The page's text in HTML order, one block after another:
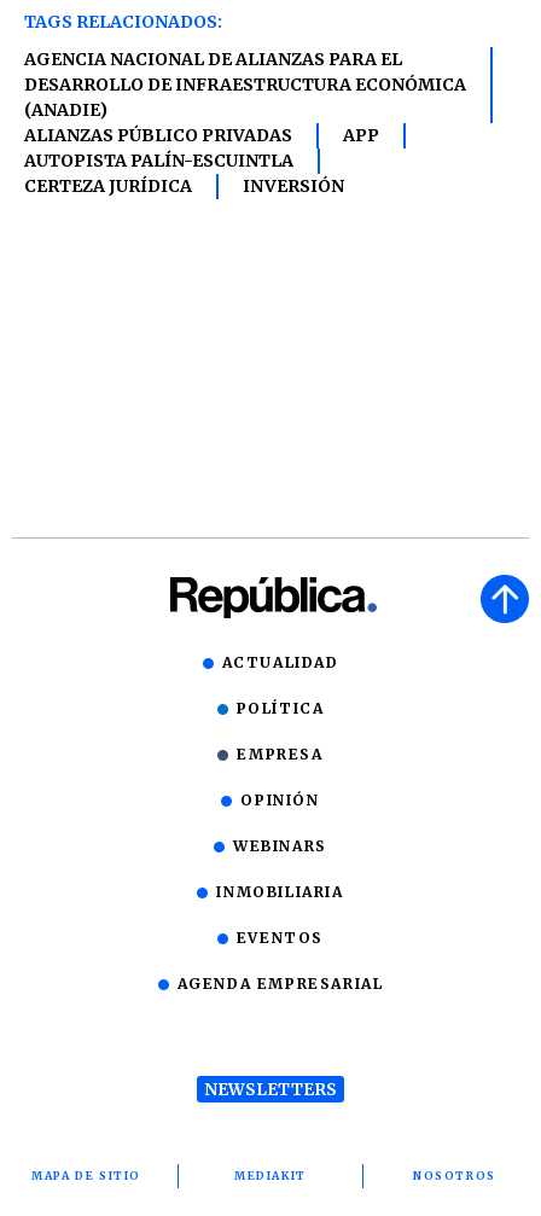
TAGS RELACIONADOS:
AGENCIA NACIONAL DE ALIANZAS PARA EL
DESARROLLO DE INFRAESTRUCTURA ECONÓMICA
(ANADIE)
ALIANZAS PÚBLICO PRIVADAS
APP
AUTOPISTA PALÍN-ESCUINTLA
CERTEZA JURÍDICA
INVERSIÓN
ACTUALIDAD
POLÍTICA
EMPRESA
OPINIÓN
WEBINARS
INMOBILIARIA
EVENTOS
AGENDA EMPRESARIAL
NEWSLETTERS
MAPA DE SITIO MEDIAKIT NOSOTROS